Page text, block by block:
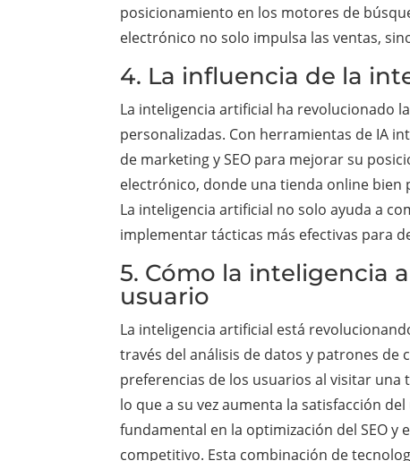
posicionamiento en los motores de
electrónico no solo impulsa las ventas,
4. La influencia de la
La inteligencia artificial ha revolucionado
personalizadas. Con herramientas de IA
de marketing y SEO para mejorar su
electrónico, donde una tienda online bien
La inteligencia artificial no solo ayuda a
implementar tácticas más efectivas para
5. Cómo la inteligencia
usuario
La inteligencia artificial está
través del análisis de datos y patrones
preferencias de los usuarios al visitar una
lo que a su vez aumenta la satisfacción
fundamental en la optimización del SEO
competitivo. Esta combinación de